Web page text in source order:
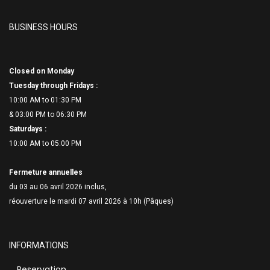
BUSINESS HOURS
Closed on Monday
Tuesday through Fridays :
10:00 AM to 01:30 PM
& 03:00 PM to 06:30 PM
Saturdays :
10:00 AM to 05:00 PM
Fermeture annuelles
du 03 au 06 avril 2026 inclus,
réouverture le mardi 07 avril 2026 à 10h (Pâques)
INFORMATIONS